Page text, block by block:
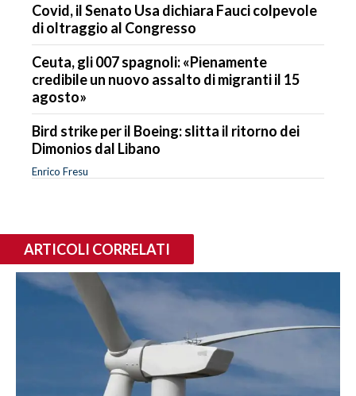
Covid, il Senato Usa dichiara Fauci colpevole
di oltraggio al Congresso
Ceuta, gli 007 spagnoli: «Pienamente
credibile un nuovo assalto di migranti il 15
agosto»
Bird strike per il Boeing: slitta il ritorno dei
Dimonios dal Libano
Enrico Fresu
ARTICOLI CORRELATI